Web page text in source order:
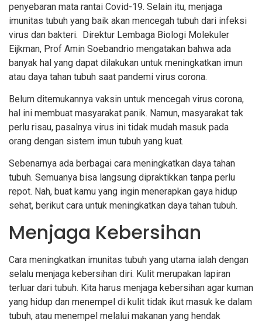
penyebaran mata rantai Covid-19. Selain itu, menjaga
imunitas tubuh yang baik akan mencegah tubuh dari infeksi
virus dan bakteri. Direktur Lembaga Biologi Molekuler
Eijkman, Prof Amin Soebandrio mengatakan bahwa ada
banyak hal yang dapat dilakukan untuk meningkatkan imun
atau daya tahan tubuh saat pandemi virus corona.
Belum ditemukannya vaksin untuk mencegah virus corona,
hal ini membuat masyarakat panik. Namun, masyarakat tak
perlu risau, pasalnya virus ini tidak mudah masuk pada
orang dengan sistem imun tubuh yang kuat.
Sebenarnya ada berbagai cara meningkatkan daya tahan
tubuh. Semuanya bisa langsung dipraktikkan tanpa perlu
repot. Nah, buat kamu yang ingin menerapkan gaya hidup
sehat, berikut cara untuk meningkatkan daya tahan tubuh.
Menjaga Kebersihan
Cara meningkatkan imunitas tubuh yang utama ialah dengan
selalu menjaga kebersihan diri. Kulit merupakan lapiran
terluar dari tubuh. Kita harus menjaga kebersihan agar kuman
yang hidup dan menempel di kulit tidak ikut masuk ke dalam
tubuh, atau menempel melalui makanan yang hendak